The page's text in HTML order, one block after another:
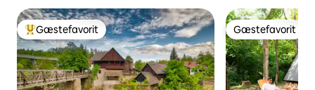
Bedste gæstefavorit
Gæstefavorit Gæstefavorit
Gæstefavorit